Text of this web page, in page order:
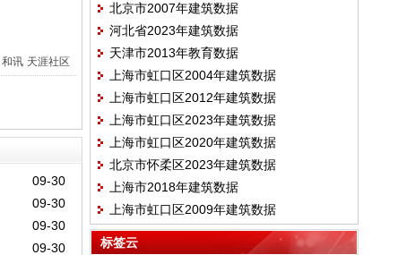
和讯 天涯社区
09-30
09-30
09-30
09-30
北京市2007年建筑数据
河北省2023年建筑数据
天津市2013年教育数据
上海市虹口区2004年建筑数据
上海市虹口区2012年建筑数据
上海市虹口区2023年建筑数据
上海市虹口区2020年建筑数据
北京市怀柔区2023年建筑数据
上海市2018年建筑数据
上海市虹口区2009年建筑数据
标签云